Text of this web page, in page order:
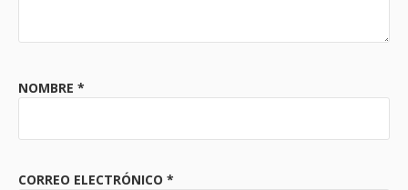
NOMBRE *
CORREO ELECTRÓNICO *